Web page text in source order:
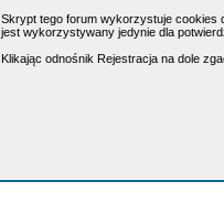
Skrypt tego forum wykorzystuje cookies
jest wykorzystywany jedynie dla
Klikając odnośnik Rejestracja na dole